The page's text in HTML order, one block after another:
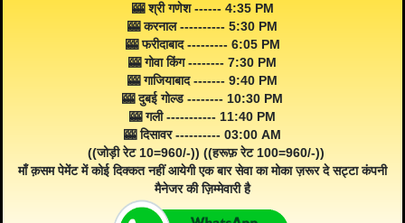
🎰 श्री गणेश ------ 4:35 PM
🎰 करनाल ---------- 5:30 PM
🎰 फरीदाबाद --------- 6:05 PM
🎰 गोवा किंग -------- 7:30 PM
🎰 गाजियाबाद ------- 9:40 PM
🎰 दुबई गोल्ड -------- 10:30 PM
🎰 गली ----------- 11:40 PM
🎰 दिसावर ---------- 03:00 AM
((जोड़ी रेट 10=960/-)) ((हरूफ़ रेट 100=960/-))
माँ क़सम पेमेंट में कोई दिक्कत नहीं आयेगी एक बार सेवा का मोका ज़रूर दे सट्टा कंपनी
मैनेजर की ज़िम्मेवारी है